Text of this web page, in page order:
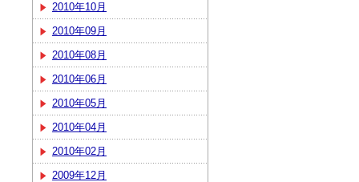
2010年10月
2010年09月
2010年08月
2010年06月
2010年05月
2010年04月
2010年02月
2009年12月